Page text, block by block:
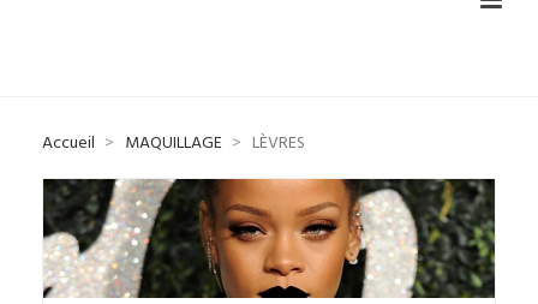
Accueil MAQUILLAGE LÈVRES